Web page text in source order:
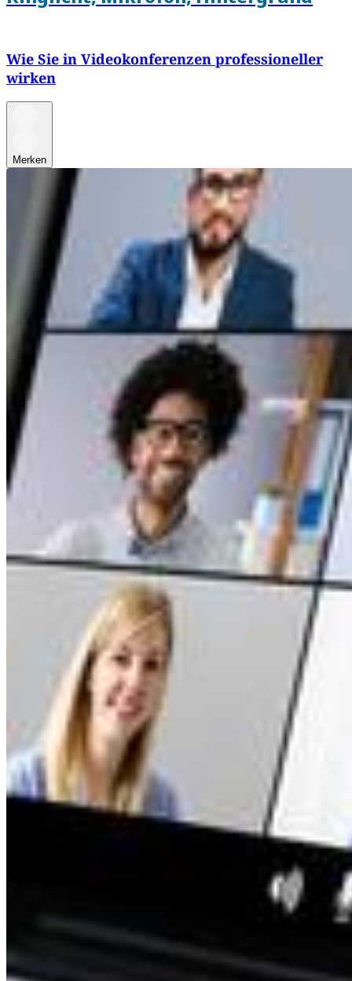
Wie Sie in Videokonferenzen professioneller
wirken
Merken